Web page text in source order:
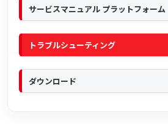
サービスマニュアル プラットフォーム
トラブルシューティング
ダウンロード